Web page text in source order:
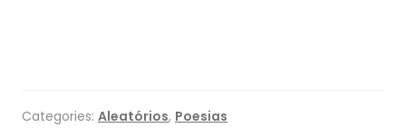
Categories: Aleatórios, Poesias